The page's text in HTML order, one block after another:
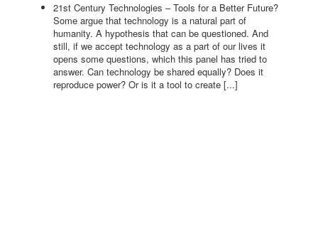
21st Century Technologies – Tools for a Better Future?
Some argue that technology is a natural part of
humanity. A hypothesis that can be questioned. And
still, if we accept technology as a part of our lives it
opens some questions, which this panel has tried to
answer. Can technology be shared equally? Does it
reproduce power? Or is it a tool to create [...]